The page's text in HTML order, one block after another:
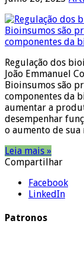
Regulação dos
João Emmanuel
Bioinsumos são
componentes da
aumentar a
desempenhar
o aumento de
Leia mais »
Compartilhar
Facebook
LinkedIn
Patronos